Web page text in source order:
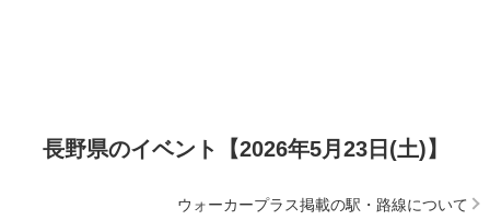
長野県のイベント【2026年5月23日(土)】
ウォーカープラス掲載の駅・路線について